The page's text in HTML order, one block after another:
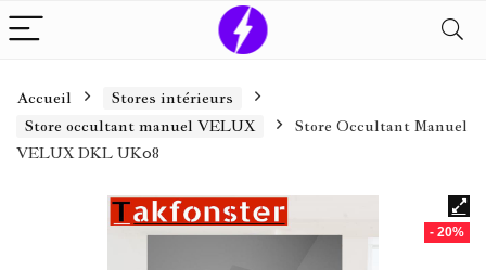
Accueil
Stores intérieurs
Store occultant manuel VELUX
Store Occultant Manuel
VELUX DKL UK08
- 20%